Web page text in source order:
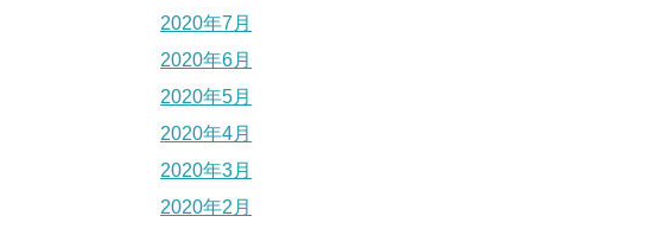
2020年7月
2020年6月
2020年5月
2020年4月
2020年3月
2020年2月